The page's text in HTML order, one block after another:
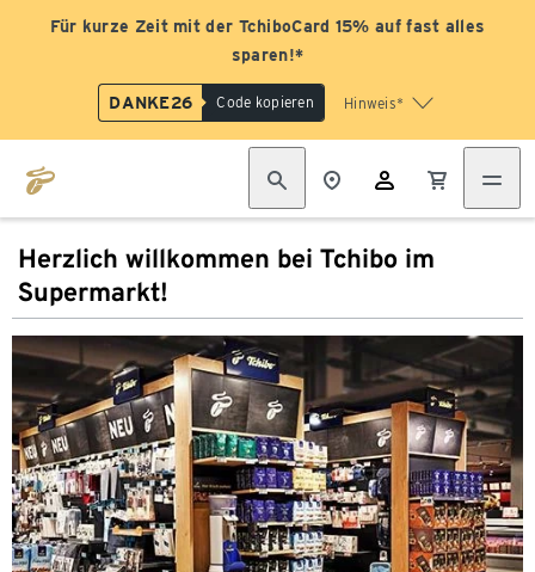
Für kurze Zeit mit der TchiboCard 15% auf fast alles
sparen!*
DANKE26 Code kopieren Hinweis*
Herzlich willkommen bei Tchibo im
Supermarkt!